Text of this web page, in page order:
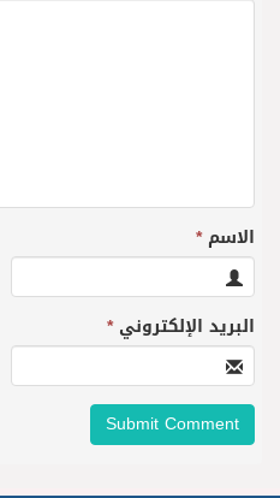
الاسم*
البريد الإلكتروني*